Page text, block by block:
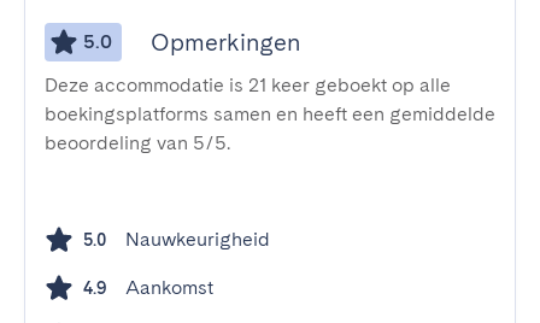
5.0 Opmerkingen
Deze accommodatie is 21 keer geboekt op alle
boekingsplatforms samen en heeft een gemiddelde
beoordeling van 5/5.
5.0 Nauwkeurigheid
4.9 Aankomst